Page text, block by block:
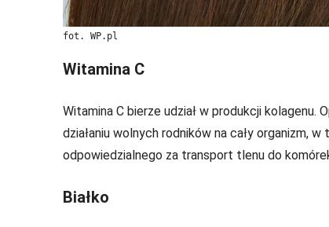
fot. WP.pl
Witamina C
Witamina C bierze udział w produkcji kolagenu.
działaniu wolnych rodników na cały organizm,
odpowiedzialnego za transport tlenu do
Białko